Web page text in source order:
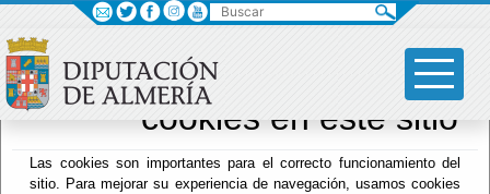
Sus opciones en
relación al uso de
cookies en este sitio
Las cookies son importantes para el correcto funcionamiento del
sitio. Para mejorar su experiencia de navegación, usamos cookies
Archivo Biblioteca
Buscar